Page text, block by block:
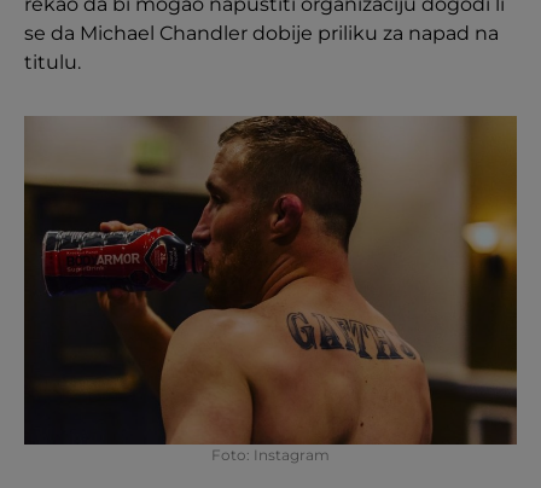
se da Michael Chandler dobije priliku za napad na
titulu.
Foto: Instagram